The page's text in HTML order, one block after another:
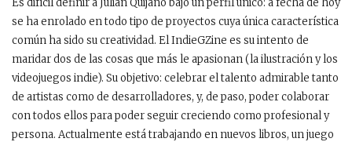
se ha enrolado en todo tipo de proyectos cuya única característica
común ha sido su creatividad. El IndieGZine es su intento de
maridar dos de las cosas que más le apasionan (la ilustración y los
videojuegos indie). Su objetivo: celebrar el talento admirable tanto
de artistas como de desarrolladores, y, de paso, poder colaborar
con todos ellos para poder seguir creciendo como profesional y
persona. Actualmente está trabajando en nuevos libros, un juego